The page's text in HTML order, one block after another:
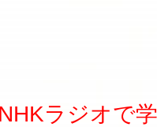
NHKラジオで